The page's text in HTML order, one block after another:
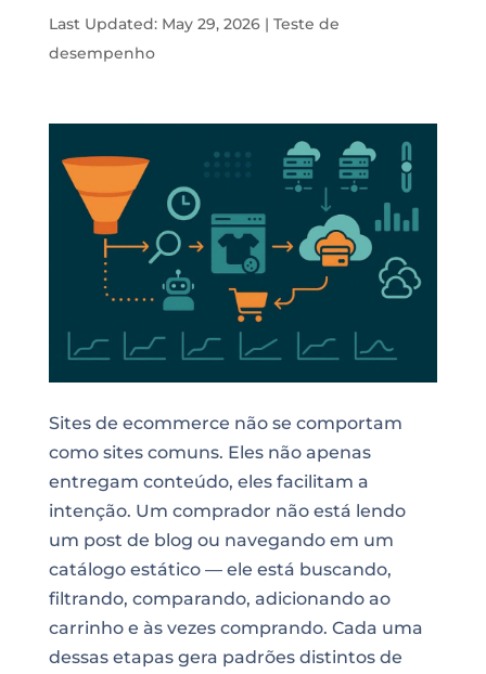
Last Updated: May 29, 2026| Teste de
desempenho
Sites de ecommerce não se comportam
como sites comuns. Eles não apenas
entregam conteúdo, eles facilitam a
intenção. Um comprador não está lendo
um post de blog ou navegando em um
catálogo estático — ele está buscando,
filtrando, comparando, adicionando ao
carrinho e às vezes comprando. Cada uma
dessas etapas gera padrões distintos de